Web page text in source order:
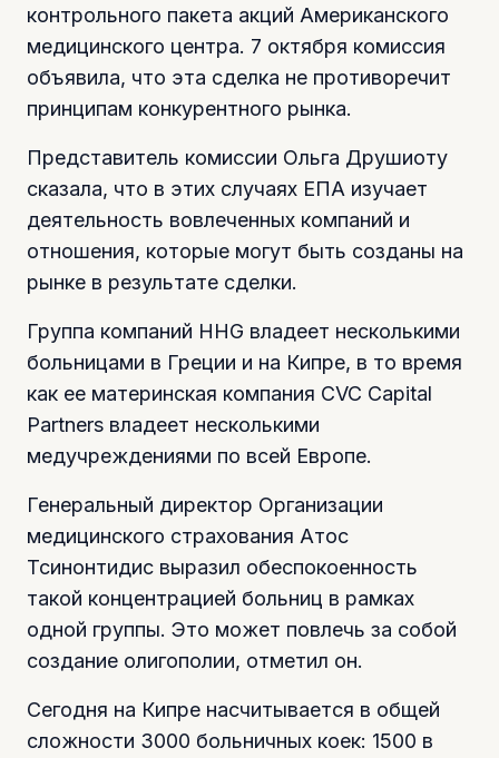
контрольного пакета акций Американского
медицинского центра. 7 октября комиссия
объявила, что эта сделка не противоречит
принципам конкурентного рынка.
Представитель комиссии Ольга Друшиоту
сказала, что в этих случаях ЕПА изучает
деятельность вовлеченных компаний и
отношения, которые могут быть созданы на
рынке в результате сделки.
Группа компаний HHG владеет несколькими
больницами в Греции и на Кипре, в то время
как ее материнская компания CVC Capital
Partners владеет несколькими
медучреждениями по всей Европе.
Генеральный директор Организации
медицинского страхования Атос
Тсинонтидис выразил обеспокоенность
такой концентрацией больниц в рамках
одной группы. Это может повлечь за собой
создание олигополии, отметил он.
Сегодня на Кипре насчитывается в общей
сложности 3000 больничных коек: 1500 в